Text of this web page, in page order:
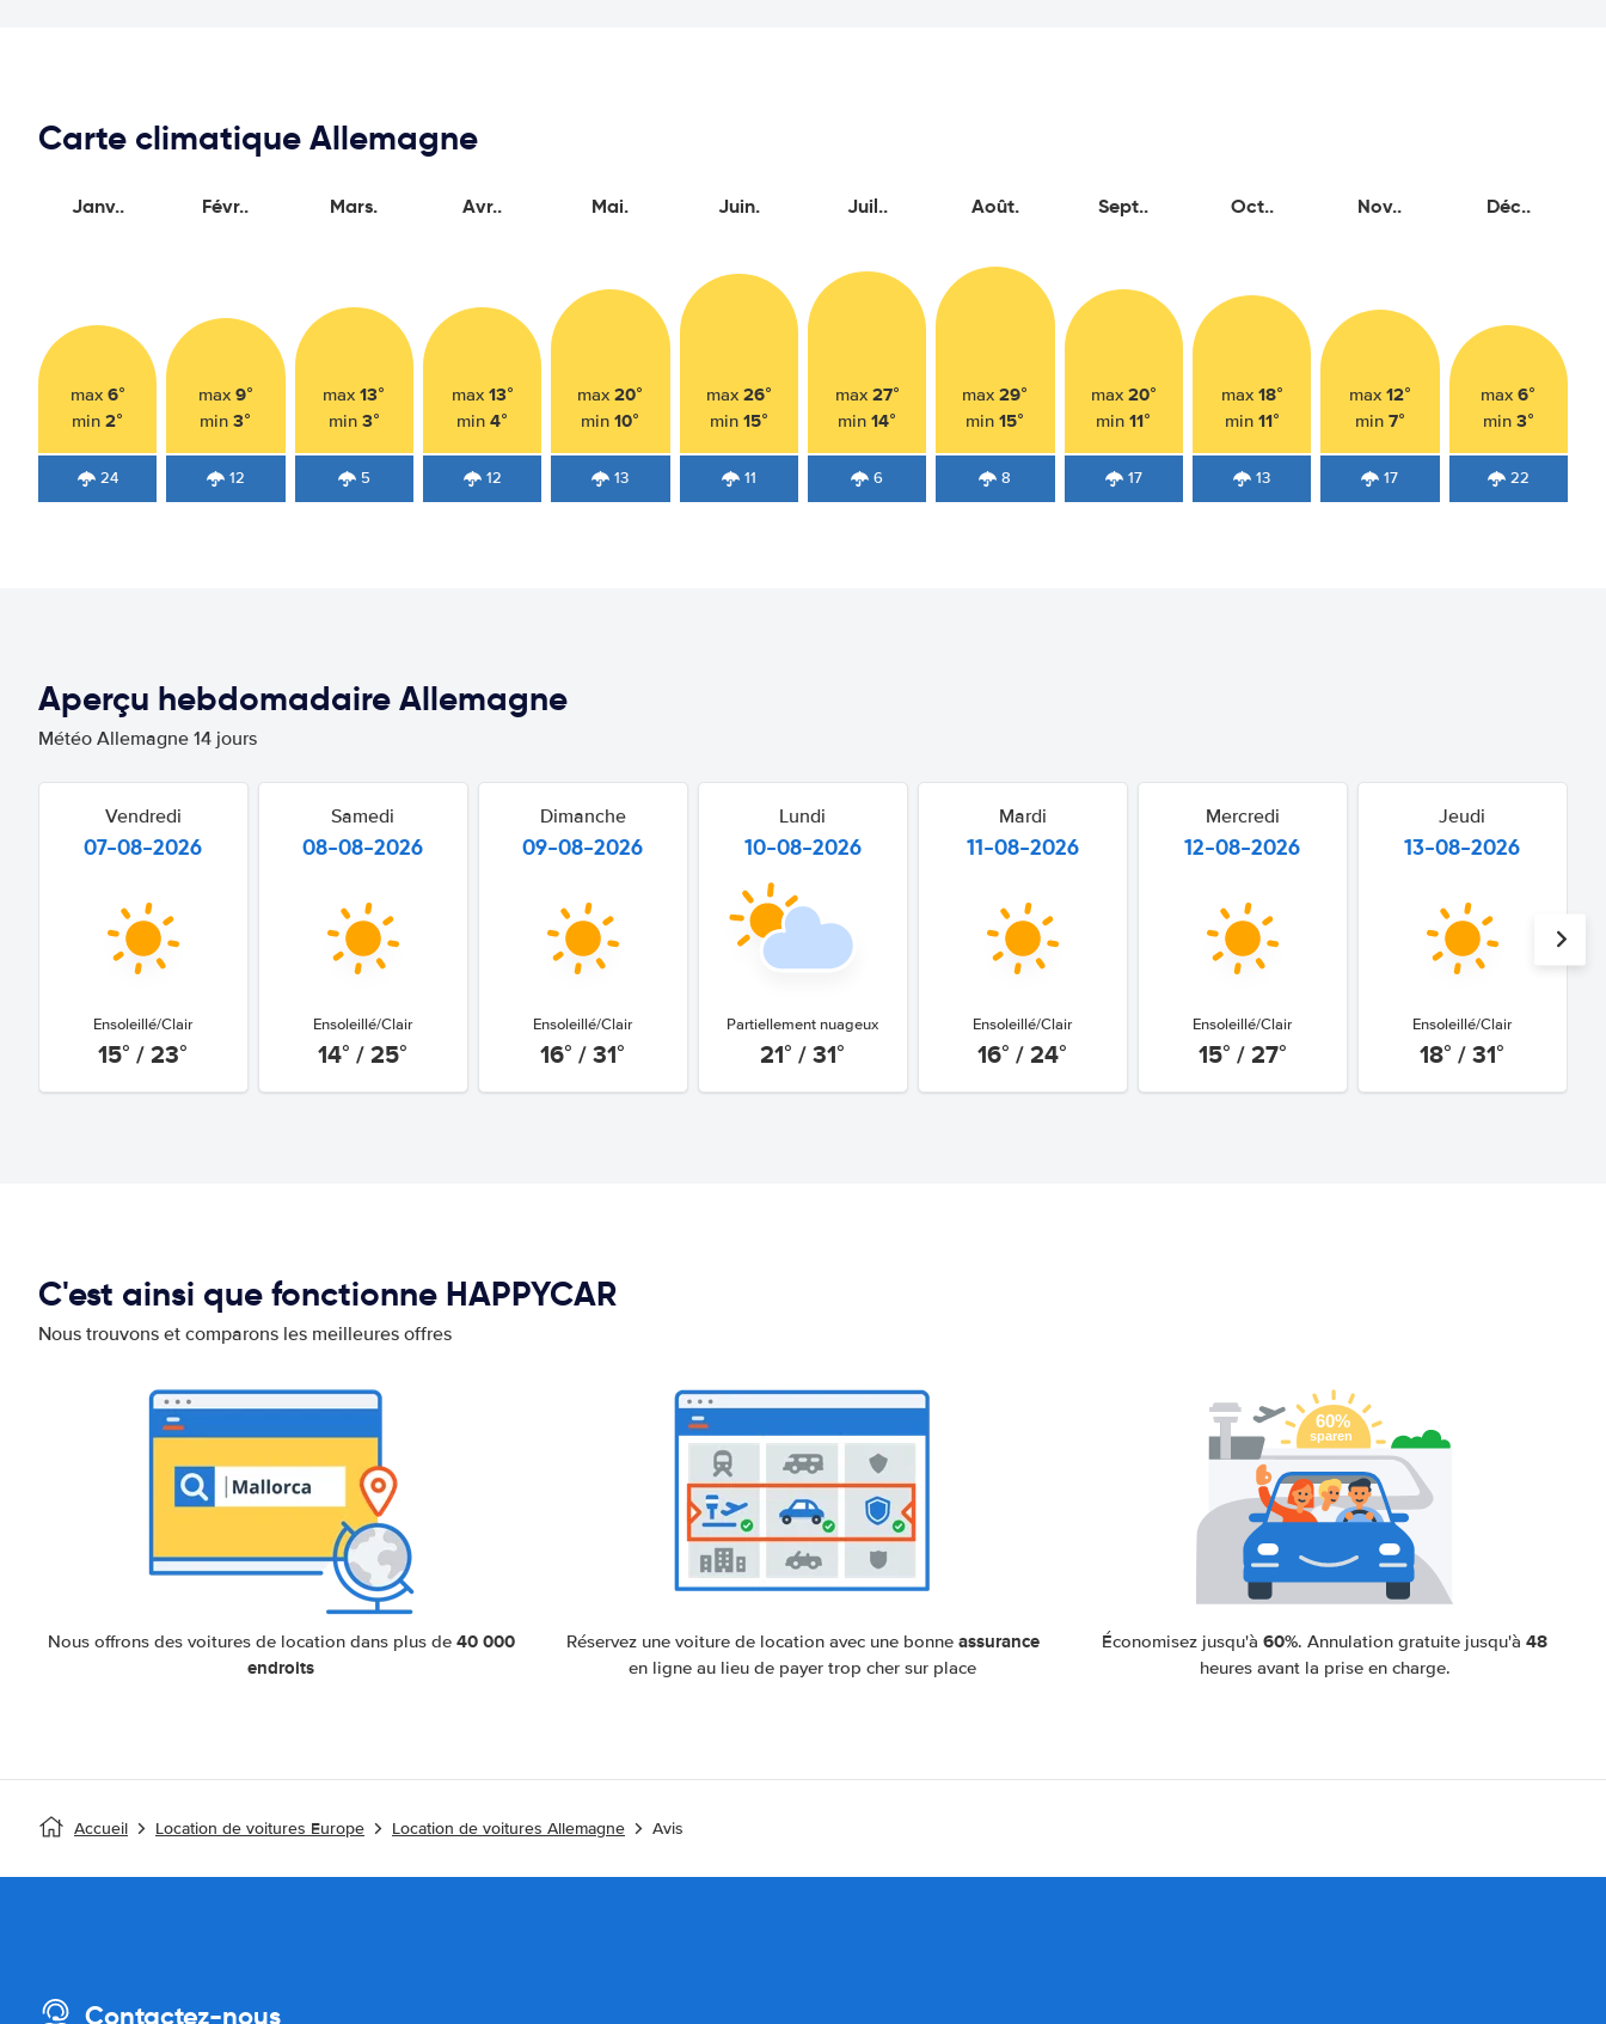
Carte climatique Allemagne
Janv..
max 6°
min2°
24
Févr..
max 9°
min3°
12
Mars.
max13°
min 3°
5
Avr..
max 13°
min4°
12
Mai.
max20°
min10°
13
Juin.
max 26°
min 15°
11
Juil..
max 27°
min14°
6
Août.
max29°
min15°
8
Sept..
max 20°
min11°
17
Oct..
max 18°
min 11°
13
Nov..
max 12°
min 7°
17
Déc..
max6°
min 3°
22
Aperçu hebdomadaire Allemagne
Météo Allemagne 14 jours
Vendredi
07-08-2026
Ensoleillé/Clair
15° / 23°
Samedi
08-08-2026
Ensoleillé/Clair
14° / 25°
Dimanche
09-08-2026
Ensoleillé/Clair
16° / 31°
Lundi
10-08-2026
Partiellement nuageux
21° / 31°
Mardi
11-08-2026
Ensoleillé/Clair
16° / 24°
Mercredi
12-08-2026
Ensoleillé/Clair
15° / 27°
Jeudi
13-08-2026
Ensoleillé/Clair
18° / 31°
C'est ainsi que fonctionne HAPPYCAR
Nous trouvons et comparons les meilleures offres
Nous offrons des voitures de location dans plus de 40 000
endroits
Réservez une voiture de location avec une bonne assurance
en ligne au lieu de payer trop cher sur place
Économisez jusqu'à60%. Annulation gratuite jusqu'à48
heures avant la prise en charge.
Accueil Location de voitures Europe Location de voitures Allemagne Avis
Contactez-nous